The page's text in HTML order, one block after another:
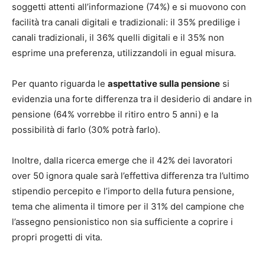
soggetti attenti all’informazione (74%) e si muovono con
facilità tra canali digitali e tradizionali: il 35% predilige i
canali tradizionali, il 36% quelli digitali e il 35% non
esprime una preferenza, utilizzandoli in egual misura.
Per quanto riguarda le aspettative sulla pensione si
evidenzia una forte differenza tra il desiderio di andare in
pensione (64% vorrebbe il ritiro entro 5 anni) e la
possibilità di farlo (30% potrà farlo).
Inoltre, dalla ricerca emerge che il 42% dei lavoratori
over 50 ignora quale sarà l’effettiva differenza tra l’ultimo
stipendio percepito e l’importo della futura pensione,
tema che alimenta il timore per il 31% del campione che
l’assegno pensionistico non sia sufficiente a coprire i
propri progetti di vita.